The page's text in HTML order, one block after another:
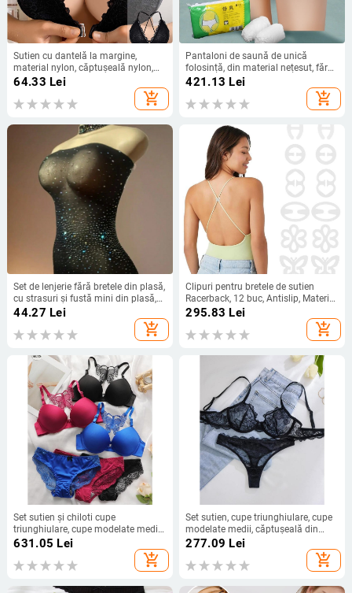
Sutien cu dantelă la margine,
material nylon, căptușeală nylon,
cupa 1/2, bretele reglabile în formă
64.33 Lei
add_shopping_cart
Pantaloni de saună de unică
folosință, din material nețesut, fără
cusături, talie medie, deschidere
421.13 Lei
add_shopping_cart
Set de lenjerie fără bretele din plasă,
cu strasuri și fustă mini din plasă,
țesătură poliesterică (conținut
44.27 Lei
add_shopping_cart
Clipuri pentru bretele de sutien
Racerback, 12 buc, Antislip, Material
nețesut, Îngroșat, Codul produsului
jd1731353648157725074, Țara de
origine: China
295.83 Lei
add_shopping_cart
Set sutien și chiloti cupe
triunghiulare, cupe modelate medii,
căptușeală din spandex, material
631.05 Lei
add_shopping_cart
Set sutien, cupe triunghiulare, cupe
modelate medii, căptușeală din
Spandex, stil Back Beauty și
277.09 Lei
add_shopping_cart